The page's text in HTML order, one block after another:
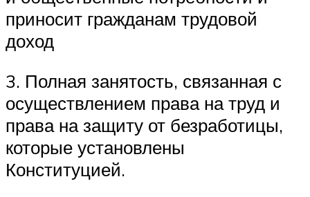
приносит гражданам трудовой
доход
3. Полная занятость, связанная с
осуществлением права на труд и
права на защиту от безработицы,
которые установлены
Конституцией.